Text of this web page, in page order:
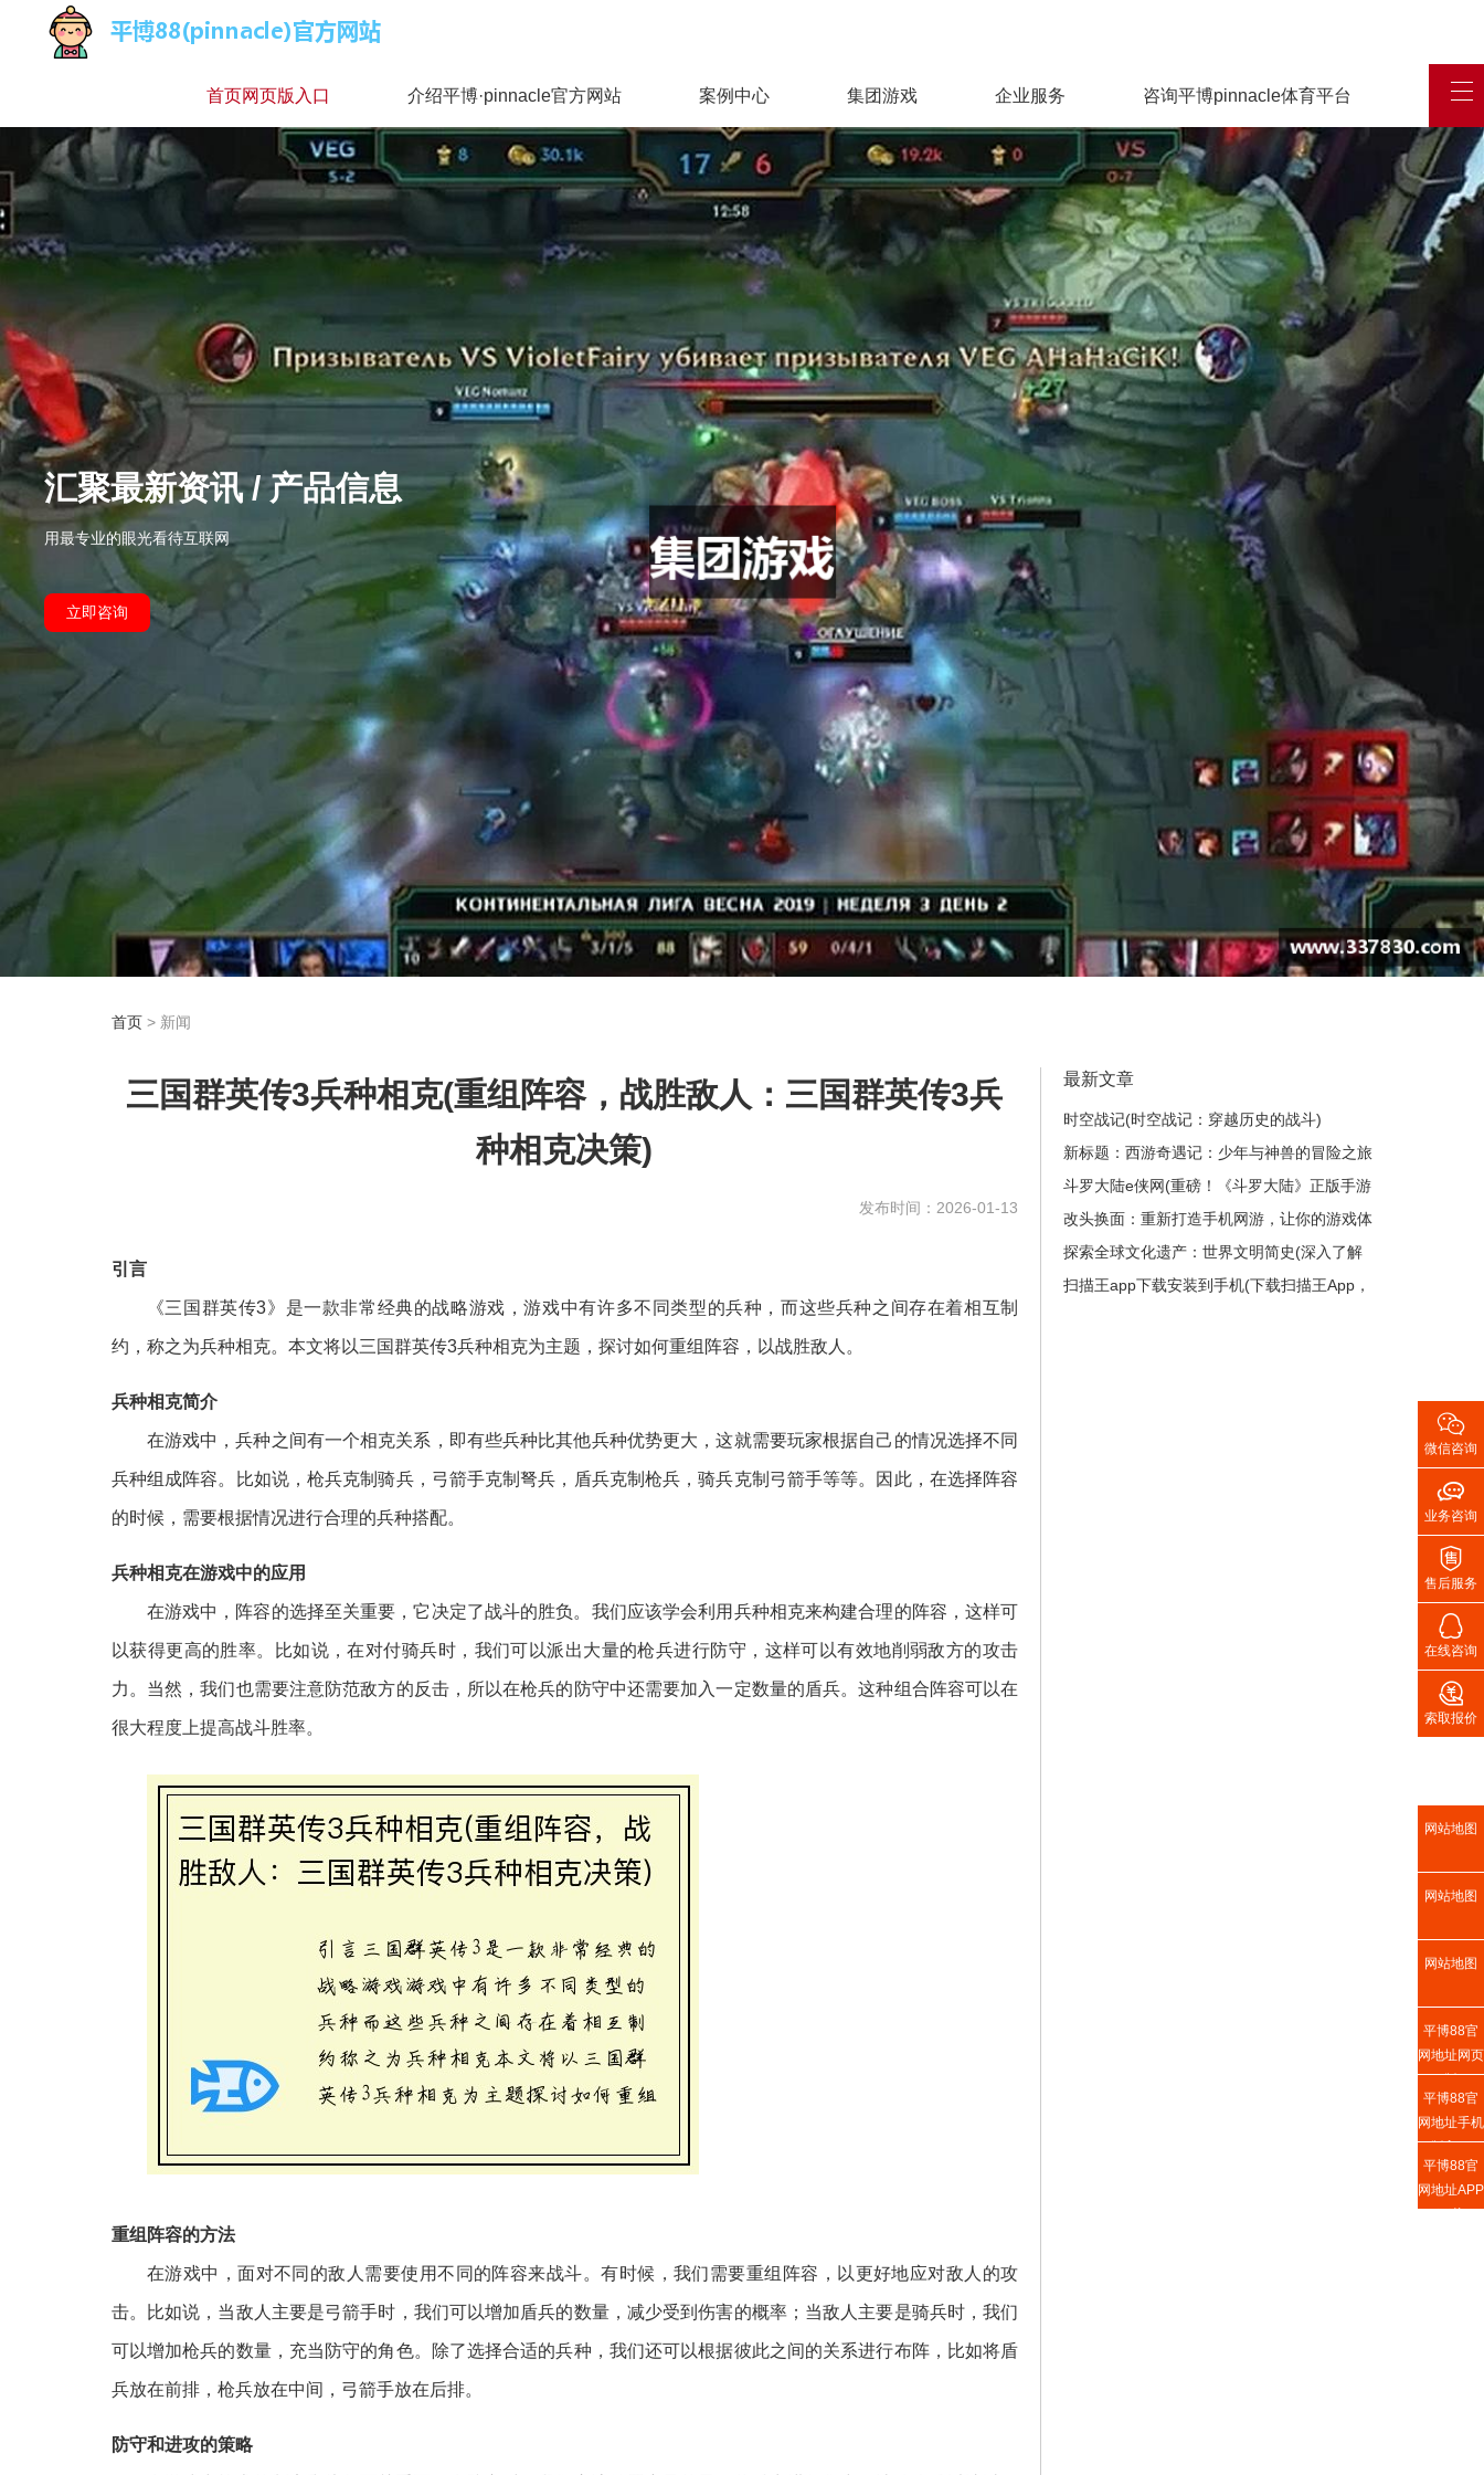
首页网页版入口 介绍平博·pinnacle官方网站 案例中心 集团游戏 企业服务 咨询平博pinnacle体育平台
汇聚最新资讯 / 产品信息
用最专业的眼光看待互联网
立即咨询
首页> 新闻
三国群英传3兵种相克(重组阵容，战胜敌人：三国群英传3兵
种相克决策)
发布时间：2026-01-13
引言
《三国群英传3》是一款非常经典的战略游戏，游戏中有许多不同类型的兵种，而这些兵种之间存在着相互制
约，称之为兵种相克。本文将以三国群英传3兵种相克为主题，探讨如何重组阵容，以战胜敌人。
兵种相克简介
在游戏中，兵种之间有一个相克关系，即有些兵种比其他兵种优势更大，这就需要玩家根据自己的情况选择不同
兵种组成阵容。比如说，枪兵克制骑兵，弓箭手克制弩兵，盾兵克制枪兵，骑兵克制弓箭手等等。因此，在选择阵容
的时候，需要根据情况进行合理的兵种搭配。
兵种相克在游戏中的应用
在游戏中，阵容的选择至关重要，它决定了战斗的胜负。我们应该学会利用兵种相克来构建合理的阵容，这样可
以获得更高的胜率。比如说，在对付骑兵时，我们可以派出大量的枪兵进行防守，这样可以有效地削弱敌方的攻击
力。当然，我们也需要注意防范敌方的反击，所以在枪兵的防守中还需要加入一定数量的盾兵。这种组合阵容可以在
很大程度上提高战斗胜率。
重组阵容的方法
在游戏中，面对不同的敌人需要使用不同的阵容来战斗。有时候，我们需要重组阵容，以更好地应对敌人的攻
击。比如说，当敌人主要是弓箭手时，我们可以增加盾兵的数量，减少受到伤害的概率；当敌人主要是骑兵时，我们
可以增加枪兵的数量，充当防守的角色。除了选择合适的兵种，我们还可以根据彼此之间的关系进行布阵，比如将盾
兵放在前排，枪兵放在中间，弓箭手放在后排。
防守和进攻的策略
最新文章
时空战记(时空战记：穿越历史的战斗)
新标题：西游奇遇记：少年与神兽的冒险之旅
(续写：《西游奇遇记：少年与神兽的冒险之
旅》的继续探险)
斗罗大陆e侠网(重磅！《斗罗大陆》正版手游
开启预约，准备好了吗？)
改头换面：重新打造手机网游，让你的游戏体
验翻倍(让你的游戏体验翻倍：打造全新手机
网游)
探索全球文化遗产：世界文明简史(深入了解
世界文化遗产：探索各国文明发展编年史)
扫描王app下载安装到手机(下载扫描王App，

微信咨询

业务咨询

售后服务

在线咨询

索取报价
网站地图
网站地图
网站地图
平博88官
网地址网页
版
平博88官
网地址手机
版入口
平博88官
网地址APP
下载